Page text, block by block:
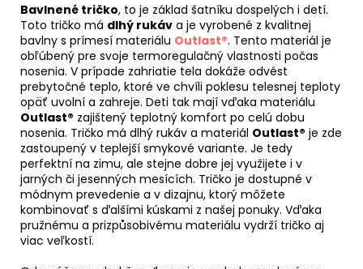
Bavlnené tričko, to je základ šatníku dospelých i detí.
Toto tričko má dlhý rukáv a je vyrobené z kvalitnej
bavlny s prímesí materiálu Outlast®. Tento materiál je
obľúbený pre svoje termoregulačný vlastnosti počas
nosenia. V prípade zahriatie tela dokáže odvést
prebytočné teplo, ktoré ve chvíli poklesu telesnej teploty
opäť uvolní a zahreje. Deti tak mají vďaka materiálu
Outlast® zajištený teplotný komfort po celú dobu
nosenia. Tričko má dlhý rukáv a materiál Outlast® je zde
zastoupený v teplejší smykové variante. Je tedy
perfektní na zimu, ale stejne dobre jej využijete i v
jarných či jesenných mesících. Tričko je dostupné v
módnym prevedenie a v dizajnu, ktorý môžete
kombinovať s ďalšími kúskami z našej ponuky. Vďaka
pružnému a prizpůsobivému materiálu vydrží tričko aj
viac veľkostí.